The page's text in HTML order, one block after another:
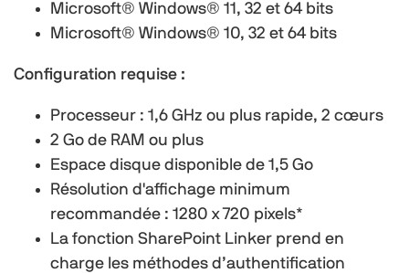
Microsoft® Windows® 11, 32 et 64 bits
Microsoft® Windows® 10, 32 et 64 bits
Configuration requise :
Processeur : 1,6 GHz ou plus rapide, 2 cœurs
2 Go de RAM ou plus
Espace disque disponible de 1,5 Go
Résolution d'affichage minimum
recommandée : 1280 x 720 pixels*
La fonction SharePoint Linker prend en
charge les méthodes d’authentification